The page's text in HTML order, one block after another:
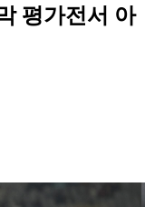
평가전서 아